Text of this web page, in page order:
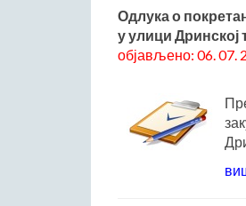
Одлука о
у улици Дринској
објављено: 06. 07.